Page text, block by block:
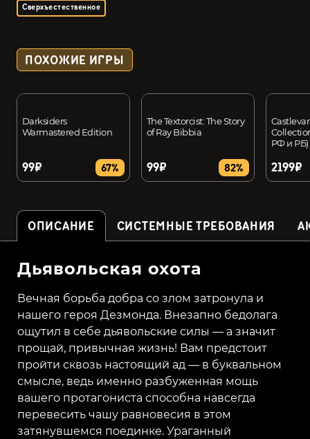
Сверхъестественное
ПОХОЖИЕ ИГРЫ
Darksiders
Warmastered Edition
99₽ 67%
The Textorcist: The Story
of Ray Bibbia
99₽ 82%
РФ и РБ)
2199₽
ОПИСАНИЕ СИСТЕМНЫЕ ТРЕБОВАНИЯ
Дьявольская охота
Вечная борьба добра со злом затронула и
нашего героя Дезмонда. Внезапно бедолага
ощутил в себе дьявольские силы — а значит
прощай, привычная жизнь! Вам предстоит
пройти сквозь настоящий ад — в буквальном
смысле, ведь именно разбуженная мощь
вашего протагониста способна навсегда
перевесить чашу равновесия в этом
затянувшемся поединке. Ураганный